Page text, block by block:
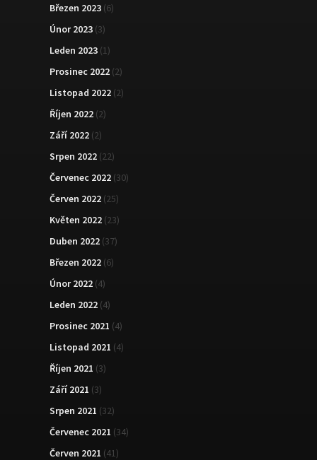
Březen 2023 (6)
Únor 2023 (3)
Leden 2023 (1)
Prosinec 2022 (2)
Listopad 2022 (2)
Říjen 2022 (2)
Září 2022 (2)
Srpen 2022 (22)
Červenec 2022 (30)
Červen 2022 (25)
Květen 2022 (23)
Duben 2022 (37)
Březen 2022 (6)
Únor 2022 (4)
Leden 2022 (4)
Prosinec 2021 (4)
Listopad 2021 (4)
Říjen 2021 (3)
Září 2021 (3)
Srpen 2021 (32)
Červenec 2021 (34)
Červen 2021 (41)